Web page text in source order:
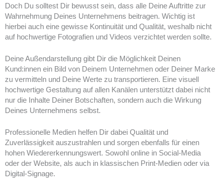
Doch Du solltest Dir bewusst sein, dass alle Deine Auftritte zur
Wahrnehmung Deines Unternehmens beitragen. Wichtig ist
hierbei auch eine gewisse Kontinuität und Qualität, weshalb nicht
auf hochwertige Fotografien und Videos verzichtet werden sollte.
Deine Außendarstellung gibt Dir die Möglichkeit Deinen
Kund:innen ein Bild von Deinem Unternehmen oder Deiner Marke
zu vermitteln und Deine Werte zu transportieren. Eine visuell
hochwertige Gestaltung auf allen Kanälen unterstützt dabei nicht
nur die Inhalte Deiner Botschaften, sondern auch die Wirkung
Deines Unternehmens selbst.
Professionelle Medien helfen Dir dabei Qualität und
Zuverlässigkeit auszustrahlen und sorgen ebenfalls für einen
hohen Wiedererkennungswert. Sowohl online in Social-Media
oder der Website, als auch in klassischen Print-Medien oder via
Digital-Signage.